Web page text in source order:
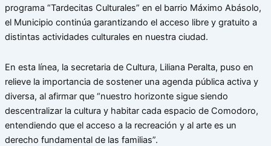
programa “Tardecitas Culturales” en el barrio Máximo Abásolo,
el Municipio continúa garantizando el acceso libre y gratuito a
distintas actividades culturales en nuestra ciudad.
En esta línea, la secretaria de Cultura, Liliana Peralta, puso en
relieve la importancia de sostener una agenda pública activa y
diversa, al afirmar que “nuestro horizonte sigue siendo
descentralizar la cultura y habitar cada espacio de Comodoro,
entendiendo que el acceso a la recreación y al arte es un
derecho fundamental de las familias”.